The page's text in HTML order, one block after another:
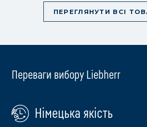
ПЕРЕГЛЯНУТИ ВСІ
Переваги вибору Liebherr
Німецька якість